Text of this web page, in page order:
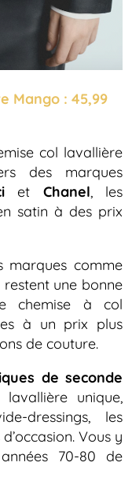
Mango : 45,99
col lavallière
des marques
et Chanel, les
satin à des prix
marques comme
restent une bonne
chemise à col
à un prix plus
de couture.
de seconde
unique,
dressings, les
Vous y
70-80 de